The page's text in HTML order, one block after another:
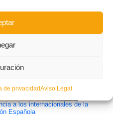
de privacidadAviso Legal
a los internacionales de la
Española